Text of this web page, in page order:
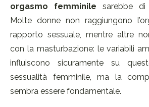
orgasmo femminile sarebbe di
Molte donne non raggiungono
rapporto sessuale, mentre altre
con la masturbazione: le variabili
influiscono sicuramente su
sessualità femminile, ma la
sembra essere fondamentale.